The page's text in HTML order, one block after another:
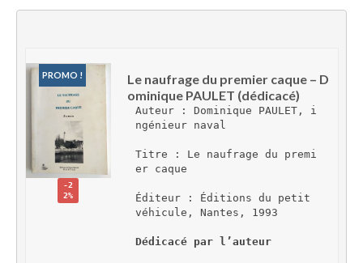
PROMO !
-2
2%
Le naufrage du premier caque – D
ominique PAULET (dédicacé)
Auteur : Dominique PAULET, i
ngénieur naval
Titre : Le naufrage du premi
er caque
Éditeur : Éditions du petit
véhicule, Nantes, 1993
Dédicacé par l’auteur